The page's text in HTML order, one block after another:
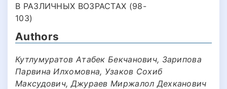
В РАЗЛИЧНЫХ ВОЗРАСТАХ (98-
103)
Authors
Кутлумуратов Атабек Бекчанович, Зарипова
Парвина Илхомовна, Узаков Сохиб
Максудович, Джураев Миржалол Дехканович